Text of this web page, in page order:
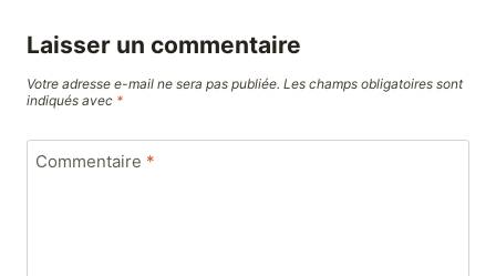
Laisser un commentaire
Votre adresse e-mail ne sera pas publiée. Les champs obligatoires sont
indiqués avec *
Commentaire *